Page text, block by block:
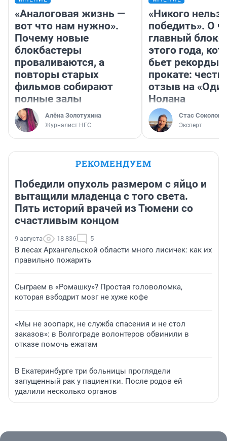
«Аналоговая жизнь —
вот что нам нужно».
Почему новые
блокбастеры
проваливаются, а
повторы старых
фильмов собирают
полные залы
Алёна Золотухина
Журналист НГС
«Никого нельзя
победить». О
главный
этого года,
бьет рекорды в
прокате:
отзыв на
Нолана
Стас Соколов
Эксперт
РЕКОМЕНДУЕМ
Победили опухоль размером с яйцо и
вытащили младенца с того света.
Пять историй врачей из Тюмени со
счастливым концом
9 августа 18 836 5
В лесах Архангельской области много лисичек: как их
правильно пожарить
Сыграем в «Ромашку»? Простая головоломка,
которая взбодрит мозг не хуже кофе
«Мы не зоопарк, не служба спасения и не стол
заказов»: в Волгограде волонтеров обвинили в
отказе помочь ежатам
В Екатеринбурге три больницы проглядели
запущенный рак у пациентки. После родов ей
удалили несколько органов